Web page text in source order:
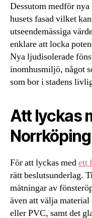
Dessutom medför
husets fasad vilket
utseendemässiga
enklare att locka
Nya ljudisolerade
inomhusmiljö, något
som bor i stadens
Att lyckas
Norrköping
För att lyckas medett
rätt beslutsunderlag.
mätningar av
även att välja
eller PVC, samt det